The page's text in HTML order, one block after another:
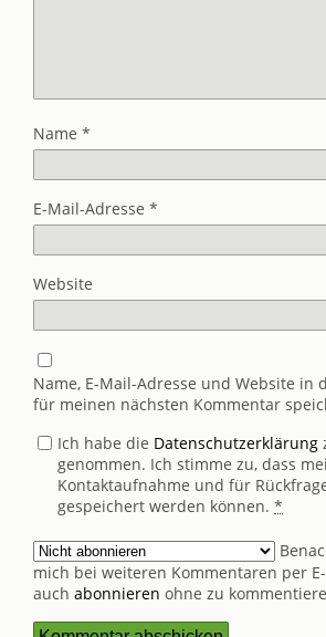
Name *
E-Mail-Adresse *
Website
Name, E-Mail-Adresse und Website in
für meinen nächsten Kommentar
Ich habe die Datenschutzerklärung
genommen. Ich stimme zu, dass
Kontaktaufnahme und für
gespeichert werden können. *
mich bei weiteren Kommentaren per
auch abonnieren ohne zu